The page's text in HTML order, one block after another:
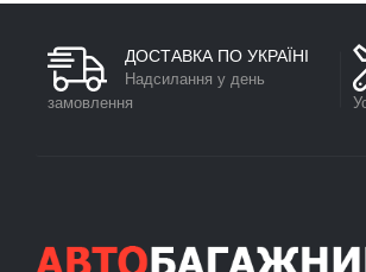
ДОСТАВКА ПО УКРАЇНІ
Надсилання у день
замовлення